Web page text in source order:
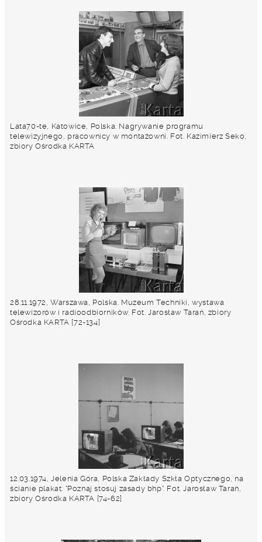
Lata70-te, Katowice, Polska. Nagrywanie programu
telewizyjnego, pracownicy w montażowni. Fot. Kazimierz Seko,
zbiory Ośrodka KARTA
28.11.1972, Warszawa, Polska. Muzeum Techniki, wystawa
telewizorów i radioodbiorników. Fot. Jarosław Tarań, zbiory
Ośrodka KARTA [72-134]
12.03.1974, Jelenia Góra, Polska Zakłady Szkła Optycznego, na
ścianie plakat: "Poznaj stosuj zasady bhp". Fot. Jarosław Tarań,
zbiory Ośrodka KARTA [74-62]